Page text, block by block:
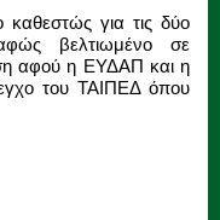
καθεστώς για τις δύο
βελτιωμένο σε
αφού η ΕΥΔΑΠ και η
του ΤΑΙΠΕΔ όπου